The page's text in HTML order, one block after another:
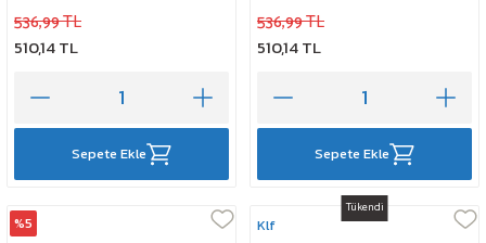
536,99 TL
510,14 TL
Sepete Ekle
536,99 TL
510,14 TL
Sepete Ekle
%5
Klf
Tükendi
Klf